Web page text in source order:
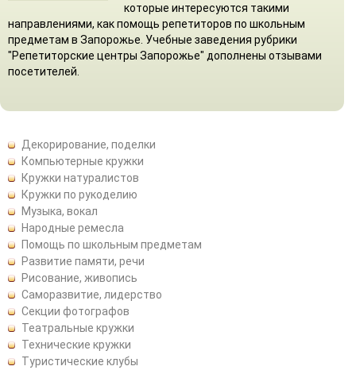
которые интересуются такими
направлениями, как помощь репетиторов по школьным
предметам в Запорожье. Учебные заведения рубрики
"Репетиторские центры Запорожье" дополнены отзывами
посетителей.
Декорирование, поделки
Компьютерные кружки
Кружки натуралистов
Кружки по рукоделию
Музыка, вокал
Народные ремесла
Помощь по школьным предметам
Развитие памяти, речи
Рисование, живопись
Саморазвитие, лидерство
Секции фотографов
Театральные кружки
Технические кружки
Туристические клубы